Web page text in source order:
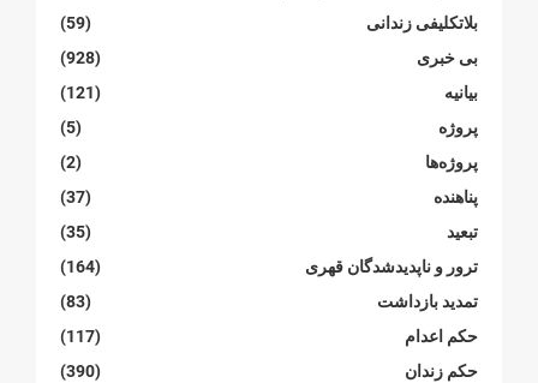
بلاتکلیفی زندانی
(59)
بی خبری
(928)
بیانیە
(121)
پروژە
(5)
پروژەها
(2)
پناهنده
(37)
تبعید
(35)
ترور و ناپدیدشدگان قهری
(164)
تمدید بازداشت
(83)
حکم اعدام
(117)
حکم زندان
(390)